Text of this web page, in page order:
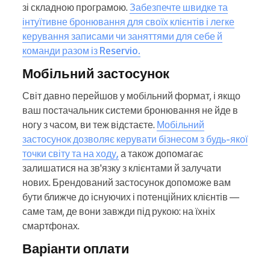
зі складною програмою. Забезпечте швидке та
інтуїтивне бронювання для своїх клієнтів і легке
керування записами чи заняттями для себе й
команди разом із Reservio.
Мобільний застосунок
Світ давно перейшов у мобільний формат, і якщо
ваш постачальник системи бронювання не йде в
ногу з часом, ви теж відстаєте. Мобільний
застосунок дозволяє керувати бізнесом з будь-якої
точки світу та на ходу, а також допомагає
залишатися на зв'язку з клієнтами й залучати
нових. Брендований застосунок допоможе вам
бути ближче до існуючих і потенційних клієнтів —
саме там, де вони завжди під рукою: на їхніх
смартфонах.
Варіанти оплати